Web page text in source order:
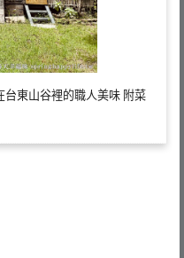
台東山谷裡的職人美味 附菜